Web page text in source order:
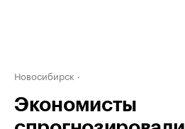
Новосибирск
Экономисты